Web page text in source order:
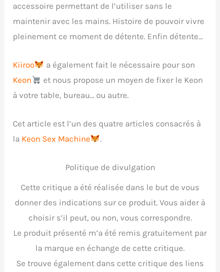
accessoire permettant de l’utiliser sans le
maintenir avec les mains. Histoire de pouvoir vivre
pleinement ce moment de détente. Enfin détente…
Kiiroo
a également fait le nécessaire pour son
Keon
et nous propose un moyen de fixer le Keon
à votre table, bureau… ou autre.
Cet article est l’un des quatre articles consacrés à
la Keon Sex Machine .
Politique de divulgation
Cette critique a été réalisée dans le but de vous
donner des indications sur ce produit. Vous aider à
choisir s’il peut, ou non, vous correspondre.
Le produit présenté m’a été remis gratuitement par
la marque en échange de cette critique.
Se trouve également dans cette critique des liens